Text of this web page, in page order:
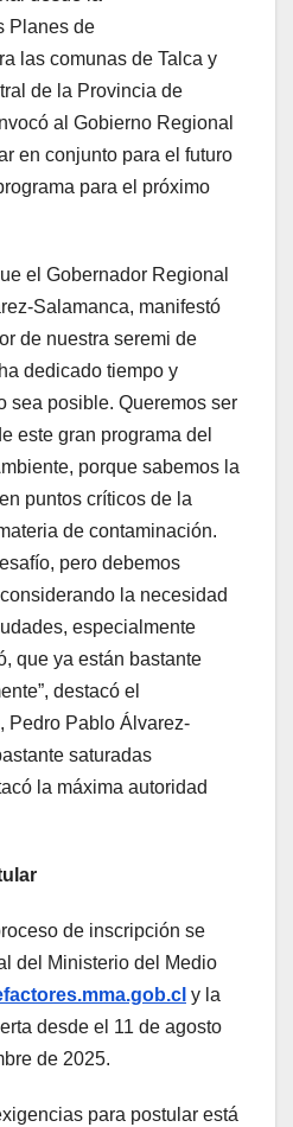
Planes de
las comunas de Talca y
de la Provincia de
al Gobierno Regional
en conjunto para el futuro
para el próximo
el Gobernador Regional
Salamanca, manifestó
de nuestra seremi de
dedicado tiempo y
sea posible. Queremos ser
este gran programa del
porque sabemos la
puntos críticos de la
de contaminación.
pero debemos
la necesidad
especialmente
que ya están bastante
destacó el
Pedro Pablo Álvarez-
saturadas
la máxima autoridad
de inscripción se
del Ministerio del Medio
y la
desde el 11 de agosto
de 2025.
para postular está